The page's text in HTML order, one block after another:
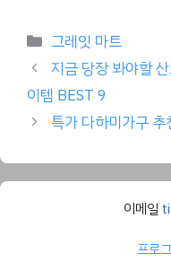
Categories
그레잇 마트
지금 당장 봐야할
이템 BEST 9
특가 다하미가구
이메일
프로